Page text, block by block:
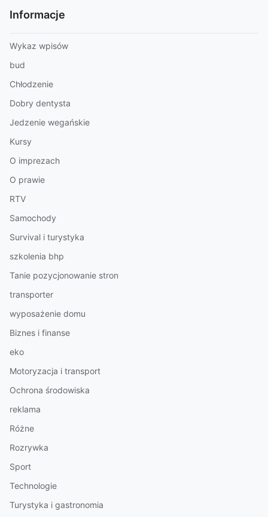
Informacje
Wykaz wpisów
bud
Chłodzenie
Dobry dentysta
Jedzenie wegańskie
Kursy
O imprezach
O prawie
RTV
Samochody
Survival i turystyka
szkolenia bhp
Tanie pozycjonowanie stron
transporter
wyposażenie domu
Biznes i finanse
eko
Motoryzacja i transport
Ochrona środowiska
reklama
Różne
Rozrywka
Sport
Technologie
Turystyka i gastronomia